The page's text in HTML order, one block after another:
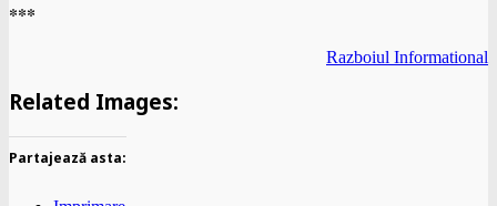
***
Razboiul Informational
Related Images:
Partajează asta: